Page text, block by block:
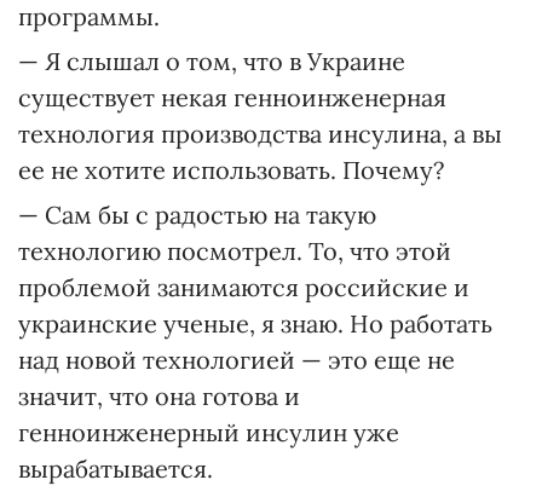
программы.
— Я слышал о том, что в Украине
существует некая генноинженерная
технология производства инсулина, а вы
ее не хотите использовать. Почему?
— Сам бы с радостью на такую
технологию посмотрел. То, что этой
проблемой занимаются российские и
украинские ученые, я знаю. Но работать
над новой технологией — это еще не
значит, что она готова и
генноинженерный инсулин уже
вырабатывается.